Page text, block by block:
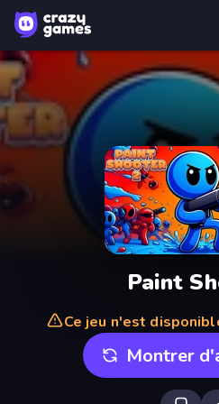
Paint
Ce jeu n'est
Montrer